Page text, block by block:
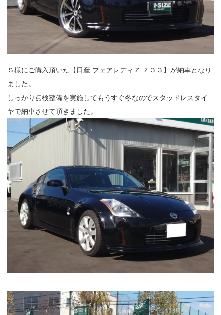
Ｓ様にご購入頂いた【日産 フェアレディＺ Ｚ３３】が納車となり
ました。
しっかり点検整備を実施してもうすぐ冬なのでスタッドレスタイ
ヤで納車させて頂きました。